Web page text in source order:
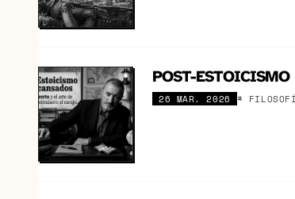
POST-ESTOICISMO
26 MAR. 2026 #